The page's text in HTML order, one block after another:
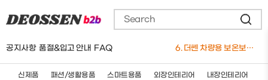
공지사항 품절&입고 안내 FAQ
4. 더쎈 차량용 유선 청소기 12V
5. 요술쿨링방석(4팬)
7. 더쎈 트리플 엑스 실리콘 와이퍼 650mm
9. 더쎈 차량용 슬림플러스 3D 통풍 쿨시트
신제품 패션/생활용품 스마트용품 외장인테리어 내장인테리어